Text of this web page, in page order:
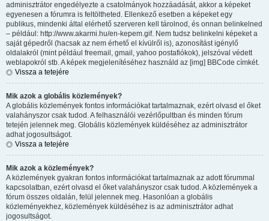
adminisztrátor engedélyezte a csatolmányok hozzáadását, akkor a képeket
egyenesen a fórumra is feltöltheted. Ellenkező esetben a képeket egy
publikus, mindenki által elérhető szerveren kell tárolnod, és onnan belinkelned
– például: http://www.akarmi.hu/en-kepem.gif. Nem tudsz belinkelni képeket a
saját gépedről (hacsak az nem érhető el kívülről is), azonosítást igénylő
oldalakról (mint például freemail, gmail, yahoo postafiókok), jelszóval védett
weblapokról stb. A képek megjelenítéséhez használd az [img] BBCode címkét.
Vissza a tetejére
Mik azok a globális közlemények?
A globális közlemények fontos információkat tartalmaznak, ezért olvasd el őket
valahányszor csak tudod. A felhasználói vezérlőpultban és minden fórum
tetején jelennek meg. Globális közlemények küldéséhez az adminisztrátor
adhat jogosultságot.
Vissza a tetejére
Mik azok a közlemények?
A közlemények gyakran fontos információkat tartalmaznak az adott fórummal
kapcsolatban, ezért olvasd el őket valahányszor csak tudod. A közlemények a
fórum összes oldalán, felül jelennek meg. Hasonlóan a globális
közleményekhez, közlemények küldéséhez is az adminisztrátor adhat
jogosultságot.